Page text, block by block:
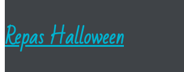
Repas Halloween